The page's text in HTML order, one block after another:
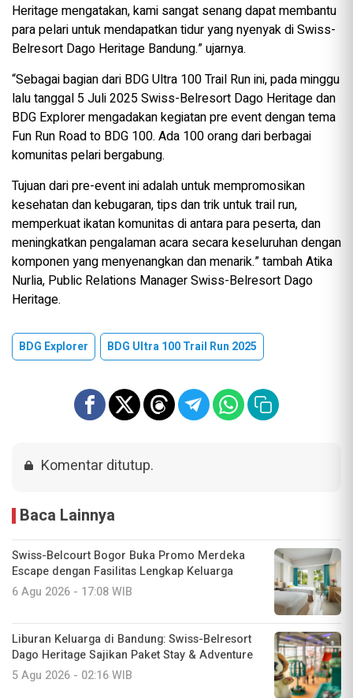
Heritage mengatakan, kami sangat senang dapat membantu
para pelari untuk mendapatkan tidur yang nyenyak di Swiss-
Belresort Dago Heritage Bandung.” ujarnya.
“Sebagai bagian dari BDG Ultra 100 Trail Run ini, pada minggu
lalu tanggal 5 Juli 2025 Swiss-Belresort Dago Heritage dan
BDG Explorer mengadakan kegiatan pre event dengan tema
Fun Run Road to BDG 100. Ada 100 orang dari berbagai
komunitas pelari bergabung.
Tujuan dari pre-event ini adalah untuk mempromosikan
kesehatan dan kebugaran, tips dan trik untuk trail run,
memperkuat ikatan komunitas di antara para peserta, dan
meningkatkan pengalaman acara secara keseluruhan dengan
komponen yang menyenangkan dan menarik.” tambah Atika
Nurlia, Public Relations Manager Swiss-Belresort Dago
Heritage.
BDG Explorer BDG Ultra 100 Trail Run 2025
Komentar ditutup.
Baca Lainnya
Swiss-Belcourt Bogor Buka Promo Merdeka
Escape dengan Fasilitas Lengkap Keluarga
6 Agu 2026 - 17:08 WIB
Liburan Keluarga di Bandung: Swiss-Belresort
Dago Heritage Sajikan Paket Stay & Adventure
5 Agu 2026 - 02:16 WIB